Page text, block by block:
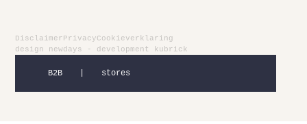
B2B stores
DisclaimerPrivacyCookieverklaring
design newdays - development kubrick